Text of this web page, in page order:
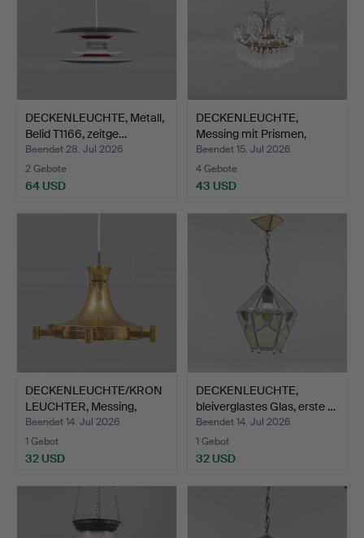
DECKENLEUCHTE, Metall,
Belid T1166, zeitge…
Beendet 28. Jul 2026
2 Gebote
64 USD
DECKENLEUCHTE,
Messing mit Prismen,
zweite…
Beendet 15. Jul 2026
4 Gebote
43 USD
DECKENLEUCHTE/KRON
LEUCHTER, Messing,
Fager…
Beendet 14. Jul 2026
1 Gebot
32 USD
DECKENLEUCHTE,
bleiverglastes Glas, erste …
Beendet 14. Jul 2026
1 Gebot
32 USD